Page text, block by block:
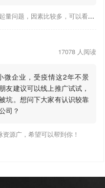
Ocpc跑稳了，模型会自动调优，关于起量问题，因素比较多，可以看下靠谱推大神出的干货文章，都是经验总结，应该可以找到对应解决。
17078 人阅读
微企业，受疫情这2年不景
友建议可以线上推广试试，
坑。想问下大家有认识较靠
司？
源广，希望可以帮到你！